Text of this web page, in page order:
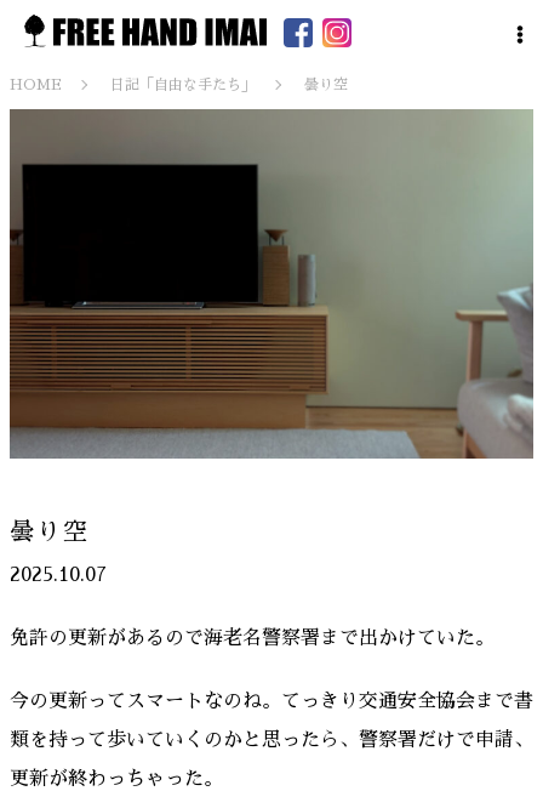
HOME 日記「自由な手たち」 曇り空
曇り空
2025.10.07
免許の更新があるので海老名警察署まで出かけていた。
今の更新ってスマートなのね。てっきり交通安全協会まで書
類を持って歩いていくのかと思ったら、警察署だけで申請、
更新が終わっちゃった。